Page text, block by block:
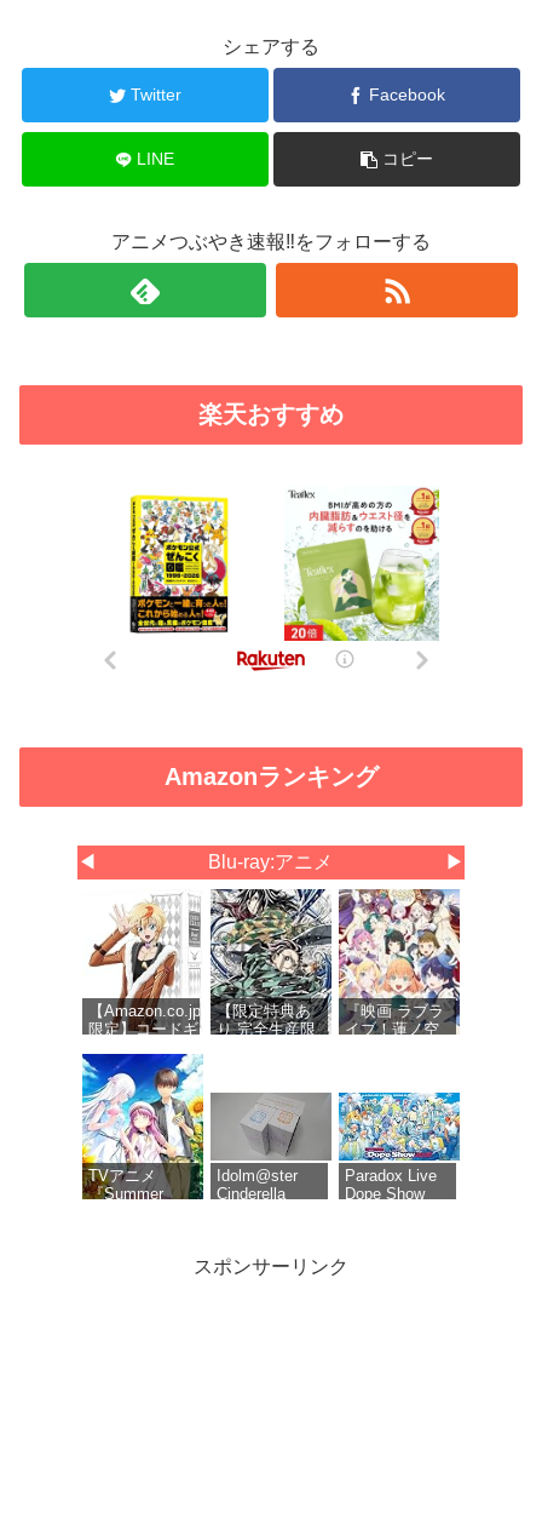
シェアする
Twitter Facebook
LINE コピー
アニメつぶやき速報‼をフォローする
楽天おすすめ
Amazonランキング
◀ Blu-ray:アニメ ▶
【Amazon.co.jp
限定】コードギ
ゼ Blu-ray
BOX（特装限定
版） (オリジナ
ル特典 新規描
き下ろしイラス
ト(ロゼ＆アッ
シュ)使用三方
背収納ケース)
【限定特典あ
り 完全生産限
座再来 (Blu-
ray)＋特典：ク
リアポスタ
ー、缶バッジ
セット(描き下
ろしイラスト
『映画 ラブラ
イブ！蓮ノ空
Garden
Party』Blu-
ray（特装限定
版）
TVアニメ
『Summer
Idolm@ster
Cinderella
Paradox Live
Dope Show
スポンサーリンク